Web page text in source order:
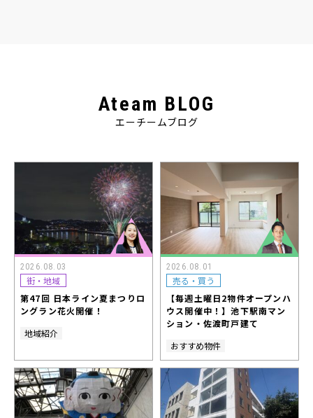
Ateam BLOG
エーチームブログ
2026.08.03
街・地域
第47回 日本ライン夏まつりロ
ングラン花火開催！
地域紹介
2026.08.01
売る・買う
【毎週土曜日2物件オープンハ
ウス開催中！】池下駅南マン
ション・佐渡町戸建て
おすすめ物件